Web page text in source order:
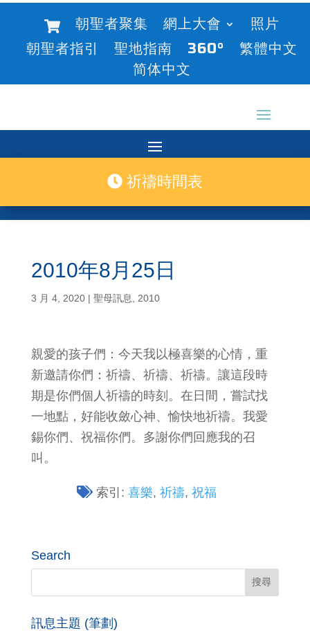
朝聖者聚集 網上大會
照片
朝聖者指引
聖地指南 360°
繁體中文
简体中文
祈禱時間表
2010年8月25日
3 月 4, 2020| 聖母訊息 2010
親愛的孩子們：今天我以極喜樂的心情，重
新邀請你們：祈禱、祈禱、祈禱。讓這段時
期是你們個人祈禱的時刻。在日間，嘗試找
一地點，好能收斂心神、愉快地祈禱。我愛
錫你們、祝福你們。多謝你們回應我的召
叫。
索引: 喜樂, 祈禱, 祝福
Search
訊息主題 (筆劃)